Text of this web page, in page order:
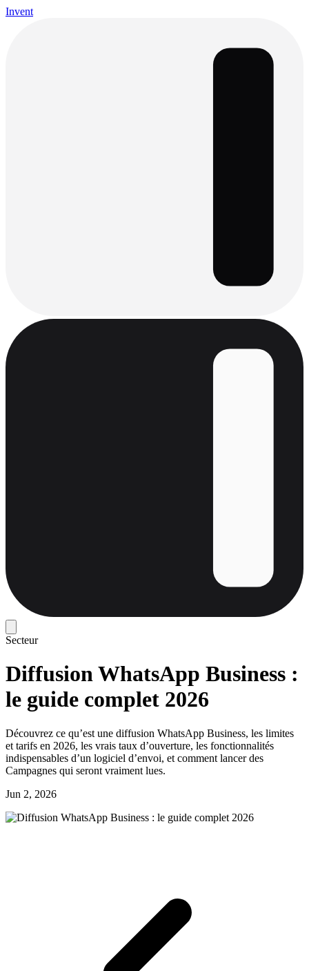
Invent
Secteur
Diffusion WhatsApp Business :
le guide complet 2026
Découvrez ce qu’est une diffusion WhatsApp Business, les limites
et tarifs en 2026, les vrais taux d’ouverture, les fonctionnalités
indispensables d’un logiciel d’envoi, et comment lancer des
Campagnes qui seront vraiment lues.
Jun 2, 2026